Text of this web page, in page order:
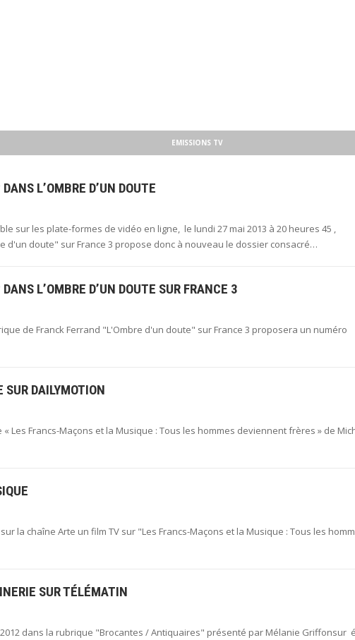
EMISSIONS TV
L’OMBRE D’UN DOUTE
sur les plate-formes de vidéo en ligne, le lundi 27 mai 2013 à 20 heures 45 ,
d'un doute" sur France 3 propose donc à nouveau le dossier consacré…
L’OMBRE D’UN DOUTE SUR FRANCE 3
de Franck Ferrand "L'Ombre d'un doute" sur France 3 proposera un numéro
DAILYMOTION
Les Francs-Maçons et la Musique : Tous les hommes deviennent frères » de
la chaîne Arte un film TV sur "Les Francs-Maçons et la Musique : Tous les
SUR TÉLÉMATIN
dans la rubrique "Brocantes / Antiquaires" présenté par Mélanie Griffonsur